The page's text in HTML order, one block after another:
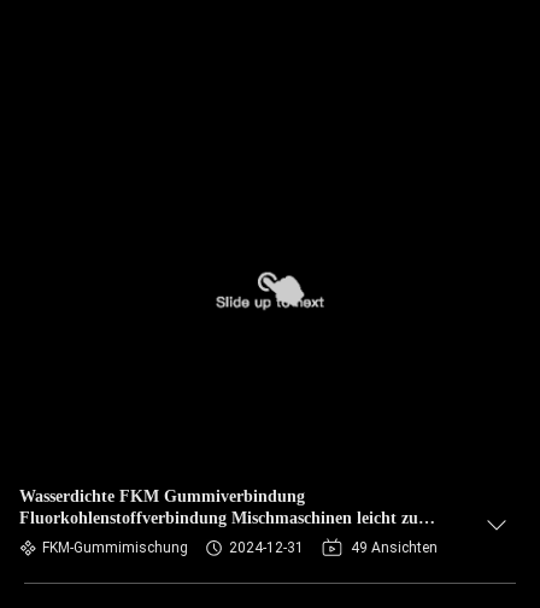
Wasserdichte FKM Gummiverbindung
Fluorkohlenstoffverbindung Mischmaschinen leicht zu
reißen.FKM-Gummimischung 2024-12-31 49 Ansichten